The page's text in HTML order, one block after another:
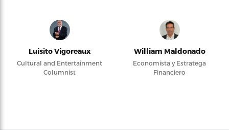
Luisito Vigoreaux
Cultural and Entertainment
Columnist
William Maldonado
Economista y Estratega
Financiero